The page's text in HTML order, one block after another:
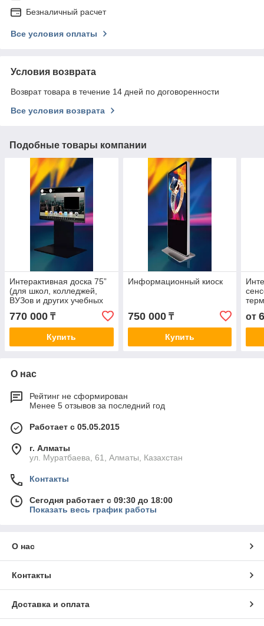
Безналичный расчет
Все условия оплаты
Условия возврата
Возврат товара в течение 14 дней по договоренности
Все условия возврата
Подобные товары компании
Интерактивная доска 75”
(для школ, колледжей,
ВУЗов и других учебных
заведений)
770 000 ₸
Купить
Информационный киоск
750 000₸
Купить
от
О нас
Рейтинг не сформирован
Менее 5 отзывов за последний год
Работает с 05.05.2015
г. Алматы
ул. Муратбаева, 61, Алматы, Казахстан
Контакты
Сегодня работает с 09:30 до 18:00
Показать весь график работы
О нас
Контакты
Доставка и оплата